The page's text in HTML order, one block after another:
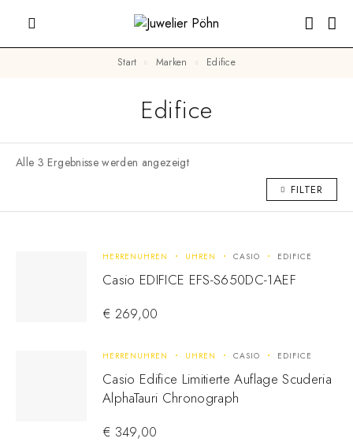
Start Marken Edifice
Edifice
Alle 3 Ergebnisse werden angezeigt
FILTER
HERRENUHREN UHREN CASIO EDIFICE
Casio EDIFICE EFS-S650DC-1AEF
€ 269,00
HERRENUHREN UHREN CASIO EDIFICE
Casio Edifice Limitierte Auflage Scuderia
AlphaTauri Chronograph
€ 349,00